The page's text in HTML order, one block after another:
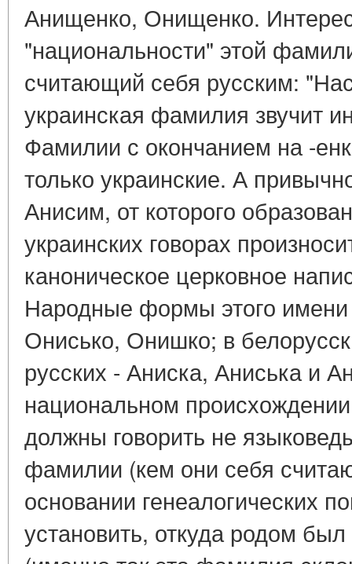
Анищенко, Онищенко.
"национальности" этой
считающий себя русским:
украинская фамилия звучит
Фамилии с окончанием на -
только украинские. А
Анисим, от которого
украинских говорах
каноническое церковное
Народные формы этого имени
Онисько, Онишко; в
русских - Аниска, Аниська и
национальном
должны говорить не
фамилии (кем они себя
основании генеалогических
установить, откуда родом